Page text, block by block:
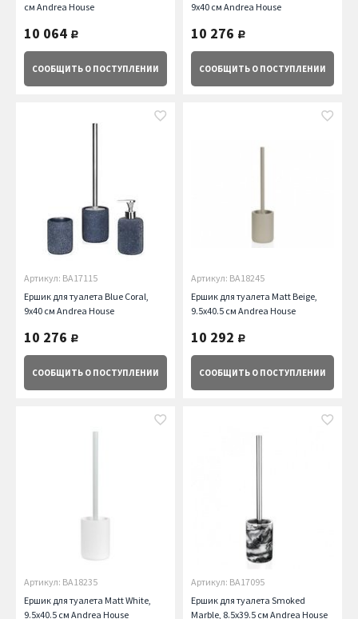
см Andrea House
10 064 руб.
СООБЩИТЬ О ПОСТУПЛЕНИИ
9х40 см Andrea House
10 276 руб.
СООБЩИТЬ О ПОСТУПЛЕНИИ
Артикул: BA17115
Ершик для туалета Blue Coral,
9х40 см Andrea House
10 276 руб.
СООБЩИТЬ О ПОСТУПЛЕНИИ
Артикул: BA18245
Ершик для туалета Matt Beige,
9.5х40.5 см Andrea House
10 292 руб.
СООБЩИТЬ О ПОСТУПЛЕНИИ
Артикул: BA18235
Ершик для туалета Matt White,
9.5х40.5 см Andrea House
Артикул: BA17095
Ершик для туалета Smoked
Marble, 8.5х39.5 см Andrea House